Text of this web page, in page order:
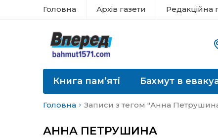
Головна Архів газети Редакційна
Книга пам’яті Бахмут в
Головна Записи з тегом "Анна
АННА ПЕТРУШИНА